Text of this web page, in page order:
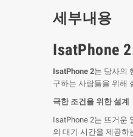
세부내용
IsatPhone
IsatPhone 2는 당사의
구하는 사람들을 위해
극한 조건을 위한 설계
IsatPhone 2는 뜨거운
의 대기 시간을 제공하